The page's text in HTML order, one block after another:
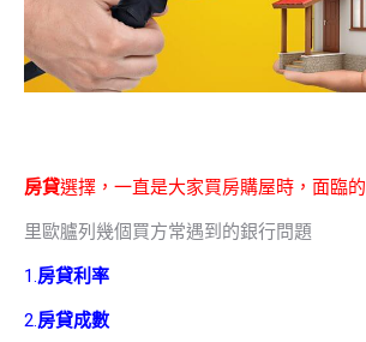
房貸選擇，一直是大家買房購屋時，面臨
里歐臚列幾個買方常遇到的銀行問題
1.房貸利率
2.房貸成數